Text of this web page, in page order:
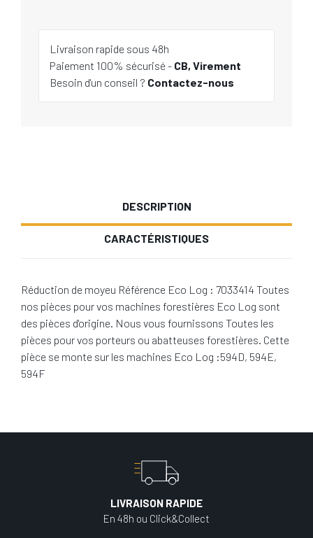
Livraison rapide sous 48h
Paiement 100% sécurisé - CB, Virement
Besoin d'un conseil ? Contactez-nous
DESCRIPTION
CARACTÉRISTIQUES
Réduction de moyeu Référence Eco Log : 7033414 Toutes
nos pièces pour vos machines forestières Eco Log sont
des pièces d'origine. Nous vous fournissons Toutes les
pièces pour vos porteurs ou abatteuses forestières. Cette
pièce se monte sur les machines Eco Log :594D, 594E,
594F
LIVRAISON RAPIDE
En 48h ou Click&Collect